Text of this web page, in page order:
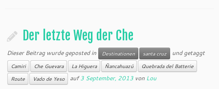
Der letzte Weg der Che
Dieser Beitrag wurde geposted in Destinationen santa cruz und getaggt
Camiri Che Guevara La Higuera Ñancahuazú
Quebrada del Batterie
Route
Vado de Yeso auf3 September, 2013 von Lou